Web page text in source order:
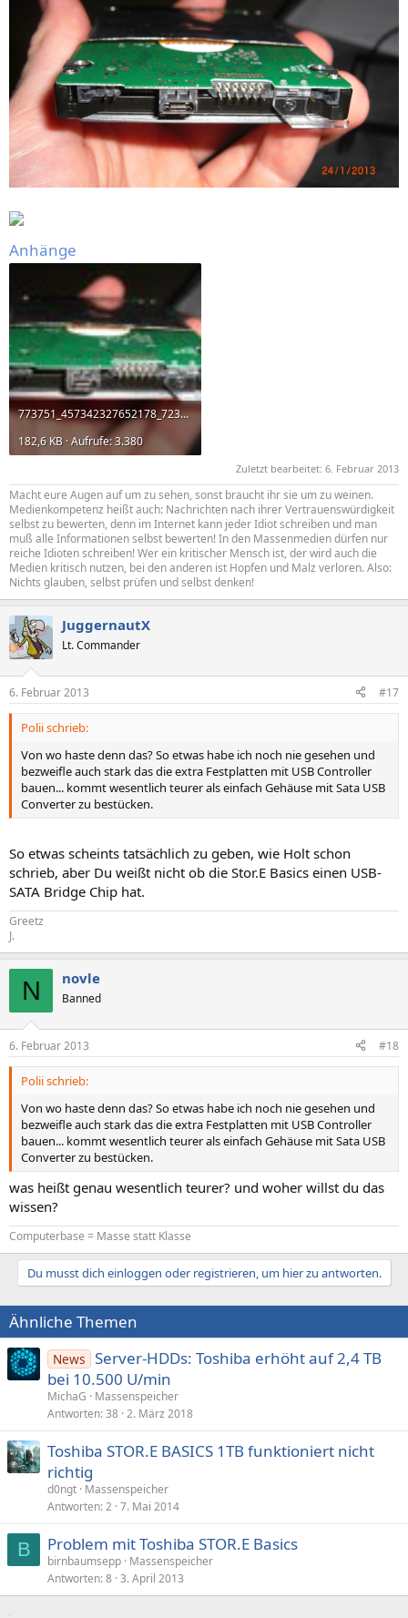
Anhänge
773751_457342327652178_723905319_o.jpg
182,6 KB · Aufrufe: 3.380
Zuletzt bearbeitet: 6. Februar 2013
Macht eure Augen auf um zu sehen, sonst braucht ihr sie um zu weinen.
Medienkompetenz heißt auch: Nachrichten nach ihrer Vertrauenswürdigkeit
selbst zu bewerten, denn im Internet kann jeder Idiot schreiben und man
muß alle Informationen selbst bewerten! In den Massenmedien dürfen nur
reiche Idioten schreiben! Wer ein kritischer Mensch ist, der wird auch die
Medien kritisch nutzen, bei den anderen ist Hopfen und Malz verloren. Also:
Nichts glauben, selbst prüfen und selbst denken!
JuggernautX
Lt. Commander
6. Februar 2013 #17
Polii schrieb:
Von wo haste denn das? So etwas habe ich noch nie gesehen und
bezweifle auch stark das die extra Festplatten mit USB Controller
bauen... kommt wesentlich teurer als einfach Gehäuse mit Sata USB
Converter zu bestücken.
So etwas scheints tatsächlich zu geben, wie Holt schon
schrieb, aber Du weißt nicht ob die Stor.E Basics einen USB-
SATA Bridge Chip hat.
Greetz
J.
N novle
Banned
6. Februar 2013 #18
Polii schrieb:
Von wo haste denn das? So etwas habe ich noch nie gesehen und
bezweifle auch stark das die extra Festplatten mit USB Controller
bauen... kommt wesentlich teurer als einfach Gehäuse mit Sata USB
Converter zu bestücken.
was heißt genau wesentlich teurer? und woher willst du das
wissen?
Computerbase = Masse statt Klasse
Du musst dich einloggen oder registrieren, um hier zu antworten.
Ähnliche Themen
News Server-HDDs: Toshiba erhöht auf 2,4 TB
bei 10.500 U/min
MichaG
Massenspeicher
Antworten 38 2. März 2018
Toshiba STOR.E BASICS 1TB funktioniert nicht
richtig
d0ngt Massenspeicher
Antworten 2 7. Mai 2014
B Problem mit Toshiba STOR.E Basics
birnbaumsepp Massenspeicher
Antworten 8 3. April 2013